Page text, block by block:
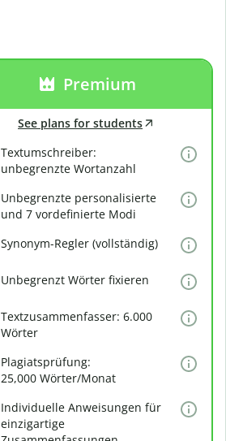
Premium
See plans for students
Textumschreiber:
unbegrenzte Wortanzahl
Unbegrenzte personalisierte
und 7 vordefinierte Modi
Synonym-Regler (vollständig)
Unbegrenzt Wörter fixieren
Textzusammenfasser: 6.000
Wörter
Plagiatsprüfung:
25,000 Wörter/Monat
Individuelle Anweisungen für
einzigartige